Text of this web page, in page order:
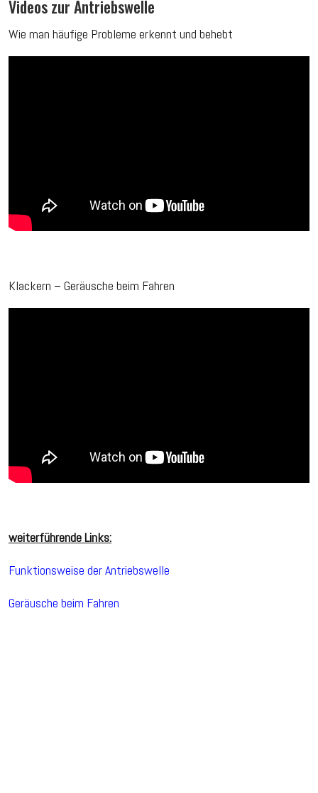
Videos zur Antriebswelle
Wie man häufige Probleme erkennt und behebt
Klackern – Geräusche beim Fahren
weiterführende Links:
Funktionsweise der Antriebswelle
Geräusche beim Fahren